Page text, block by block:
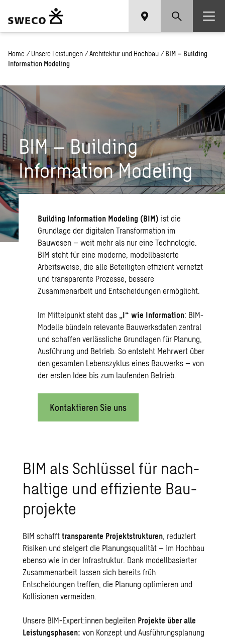
Home / Unsere Leistungen / Architektur und Hochbau / BIM – Building
Information Modeling
BIM – Building
Information Modeling
Building Information Modeling (BIM) ist die
Grundlage der digitalen Transformation im
Bauwesen – weit mehr als nur eine Technologie.
BIM steht für eine moderne, modellbasierte
Arbeitsweise, die alle Beteiligten effizient vernetzt
und transparente Prozesse, bessere
Zusammenarbeit und Entscheidungen ermöglicht.
Im Mittelpunkt steht das „I“ wie Information: BIM-
Modelle bündeln relevante Bauwerksdaten zentral
und schaffen verlässliche Grundlagen für Planung,
Ausführung und Betrieb. So entsteht Mehrwert über
den gesamten Lebenszyklus eines Bauwerks – von
der ersten Idee bis zum laufenden Betrieb.
Kontaktieren Sie uns
BIM als Schlüs­sel für nach­
hal­ti­ge und ef­fi­zi­en­te Bau­
pro­jek­te
BIM schaffttransparente Projektstrukturen, reduziert
Risiken und steigert die Planungsqualität – im Hochbau
ebenso wie in der Infrastruktur. Dank modellbasierter
Zusammenarbeit lassen sich bereits früh
Entscheidungen treffen, die Planung optimieren und
Kollisionen vermeiden.
Unsere BIM-Expert:innen begleiten Projekte über alle
Leistungsphasen: von Konzept und Ausführungsplanung